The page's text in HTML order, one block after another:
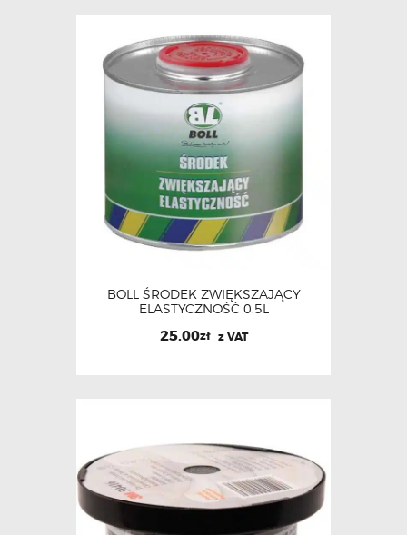
BOLL ŚRODEK ZWIĘKSZAJĄCY
ELASTYCZNOŚĆ 0.5L
25.00zł z VAT